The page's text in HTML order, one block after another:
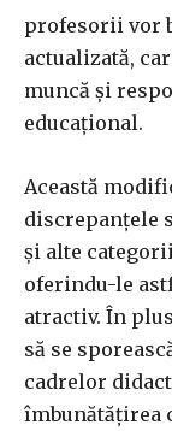
profesorii vor
actualizată,
muncă și
educațional.
Această
discrepanțele
și alte
oferindu-le
atractiv. În
să se
cadrelor
îmbunătățirea